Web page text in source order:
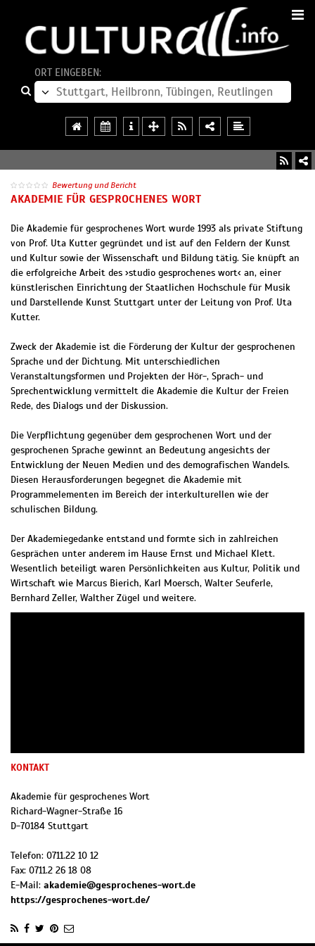
ORT EINGEBEN:
Bewertung und Bericht
AKADEMIE FÜR GESPROCHENES WORT
Die Akademie für gesprochenes Wort wurde 1993 als private Stiftung
von Prof. Uta Kutter gegründet und ist auf den Feldern der Kunst
und Kultur sowie der Wissenschaft und Bildung tätig. Sie knüpft an
die erfolgreiche Arbeit des ›studio gesprochenes wort‹ an, einer
künstlerischen Einrichtung der Staatlichen Hochschule für Musik
und Darstellende Kunst Stuttgart unter der Leitung von Prof. Uta
Kutter.
Zweck der Akademie ist die Förderung der Kultur der gesprochenen
Sprache und der Dichtung. Mit unterschiedlichen
Veranstaltungsformen und Projekten der Hör-, Sprach- und
Sprechentwicklung vermittelt die Akademie die Kultur der Freien
Rede, des Dialogs und der Diskussion.
Die Verpflichtung gegenüber dem gesprochenen Wort und der
gesprochenen Sprache gewinnt an Bedeutung angesichts der
Entwicklung der Neuen Medien und des demografischen Wandels.
Diesen Herausforderungen begegnet die Akademie mit
Programmelementen im Bereich der interkulturellen wie der
schulischen Bildung.
Der Akademiegedanke entstand und formte sich in zahlreichen
Gesprächen unter anderem im Hause Ernst und Michael Klett.
Wesentlich beteiligt waren Persönlichkeiten aus Kultur, Politik und
Wirtschaft wie Marcus Bierich, Karl Moersch, Walter Seuferle,
Bernhard Zeller, Walther Zügel und weitere.
KONTAKT
Akademie für gesprochenes Wort
Richard-Wagner-Straße 16
D-70184 Stuttgart
Telefon: 0711.22 10 12
Fax: 0711.2 26 18 08
E-Mail: akademie@gesprochenes-wort.de
https://gesprochenes-wort.de/